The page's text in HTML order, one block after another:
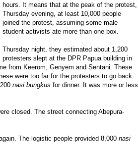
hours. It means that at the peak of the protest,
Thursday evening, at least 10,000 people
joined the protest, assuming some male
student activists ate more than one box.
Thursday night, they estimated about 1,200
protesters slept at the DPR Papua building in
from Keerom, Genyem and Sentani. These
were too far for the protesters to go back
nasi bungkus for dinner. It was more or less
closed. The street connecting Abepura-
The logistic people provided 8,000 nasi